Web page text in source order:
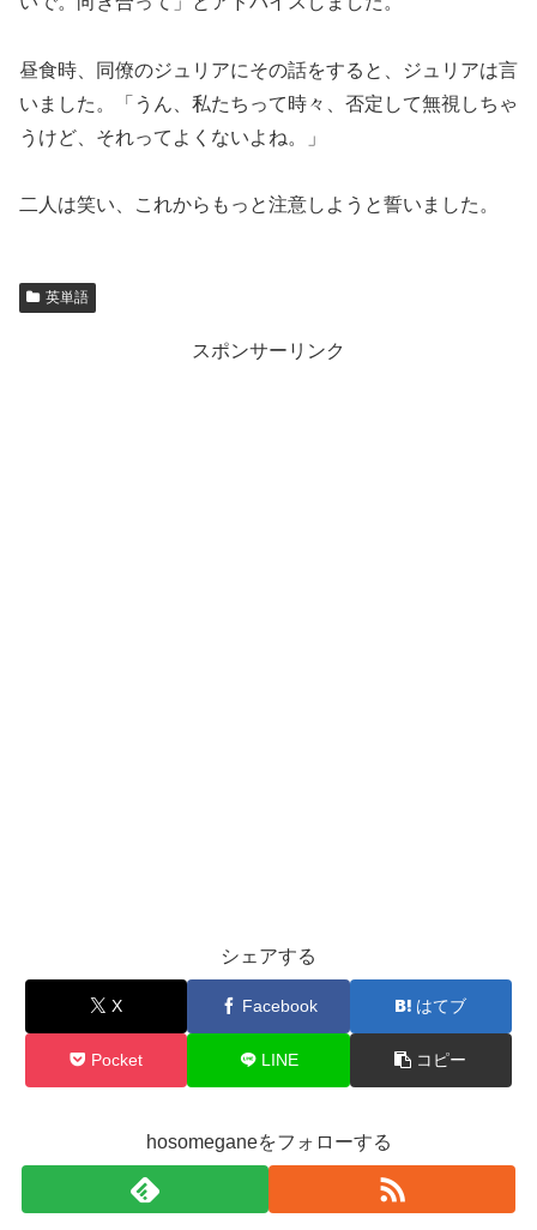
昼食時、同僚のジュリアにその話をすると、ジュリアは言
いました。「うん、私たちって時々、否定して無視しちゃ
うけど、それってよくないよね。」
二人は笑い、これからもっと注意しようと誓いました。
英単語
スポンサーリンク
シェアする
X Facebook はてブ
Pocket LINE コピー
hosomeganeをフォローする